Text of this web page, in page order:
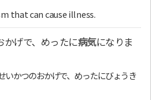
that can cause illness.
かげで、めったに病気になりま
いかつのおかげで、めったにびょうき